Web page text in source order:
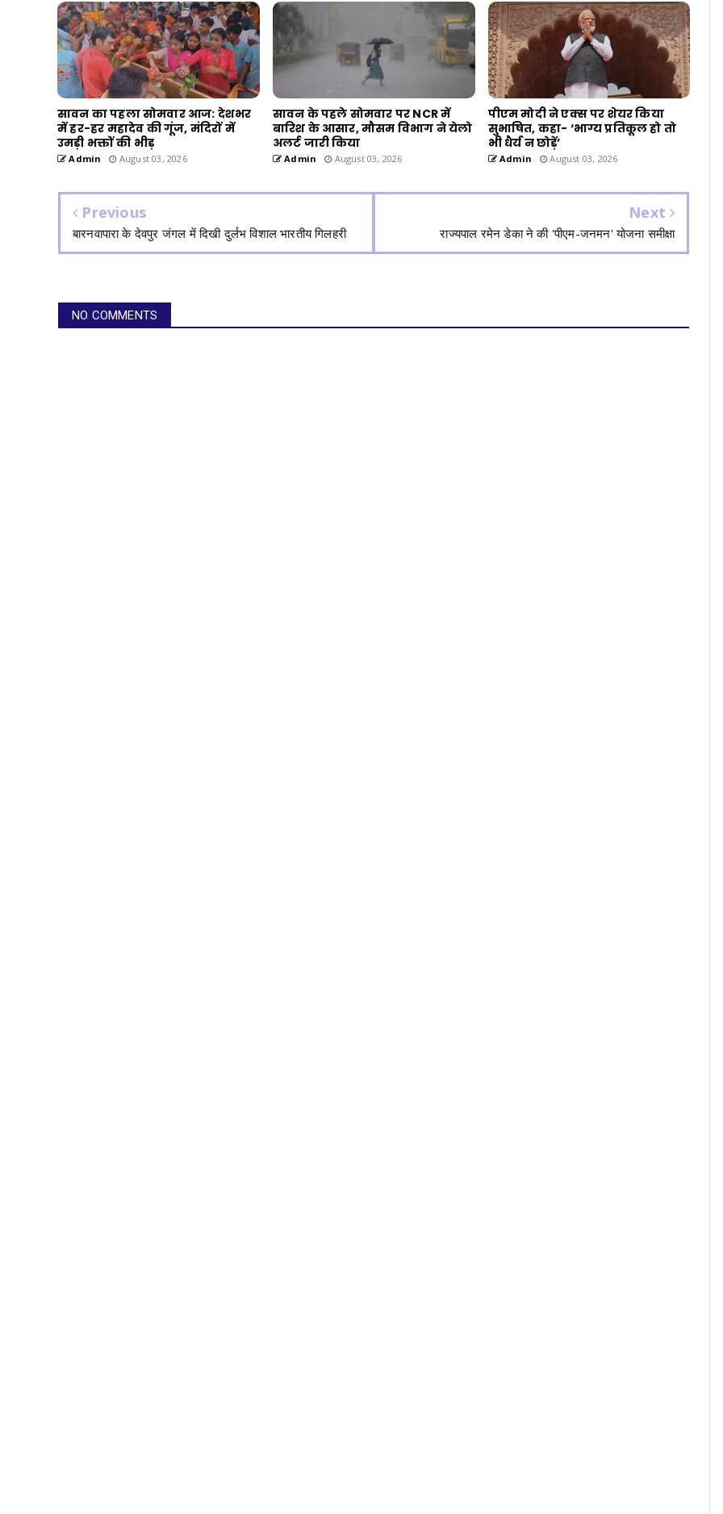
सावन का पहला सोमवार आज: देशभर
में हर-हर महादेव की गूंज, मंदिरों में
उमड़ी भक्तों की भीड़
Admin August 03, 2026
सावन के पहले सोमवार पर NCR में
बारिश के आसार, मौसम विभाग ने येलो
अलर्ट जारी किया
Admin August 03, 2026
पीएम मोदी ने एक्स पर शेयर किया
सुभाषित, कहा- ‘भाग्य प्रतिकूल हो तो
भी धैर्य न छोड़ें’
Admin August 03, 2026
Previous
बारनवापारा के देवपुर जंगल में दिखी दुर्लभ विशाल भारतीय गिलहरी
Next
राज्यपाल रमेन डेका ने की 'पीएम-जनमन' योजना समीक्षा
NO COMMENTS